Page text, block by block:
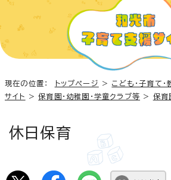
現在の位置： トップページ > こども・子育て・
サイト
>保育園・幼稚園・学童クラブ等 > 保育
休日保育